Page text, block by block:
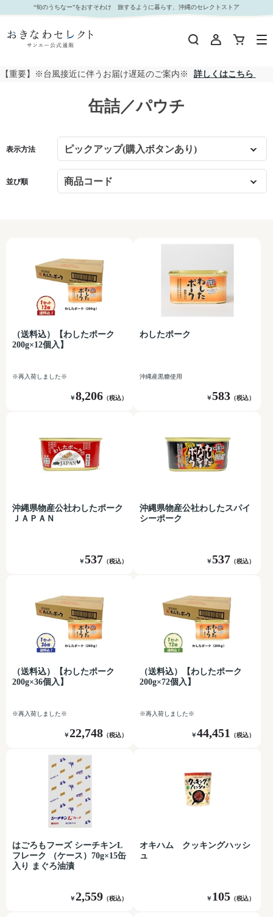
缶詰／パウチ“旬のうちなー”をおすそわけ 旅するように暮らす、沖縄のセレクトストア
【重要】※台風接近に伴うお届け遅延のご案内※ 詳しくはこちら
缶詰／パウチ
表示方法
並び順
（送料込）【わしたポーク
200g×12個入】
※再入荷しました※
￥8,206 （税込）
わしたポーク
沖縄産黒糖使用
￥583 （税込）
沖縄県物産公社わしたポーク
ＪＡＰＡＮ
￥537 （税込）
沖縄県物産公社わしたスパイ
シーポーク
￥537 （税込）
（送料込）【わしたポーク
200g×36個入】
※再入荷しました※
￥22,748 （税込）
（送料込）【わしたポーク
200g×72個入】
※再入荷しました※
￥44,451 （税込）
はごろもフーズ シーチキンL
フレーク （ケース）70g×15缶
入り まぐろ油漬
￥2,559 （税込）
オキハム クッキングハッシ
ュ
￥ 105 （税込）